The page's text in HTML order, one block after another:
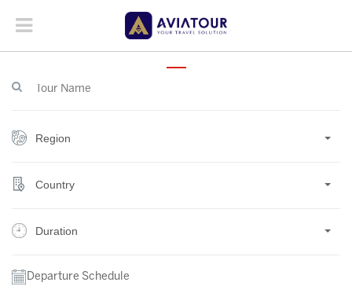
Region
Country
Duration
Departure Schedule